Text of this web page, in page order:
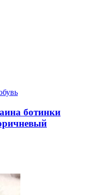
ботинки